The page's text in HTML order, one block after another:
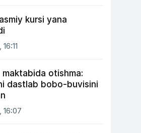
kursi yana
maktabida otishma:
dastlab bobo-buvisini
16:07